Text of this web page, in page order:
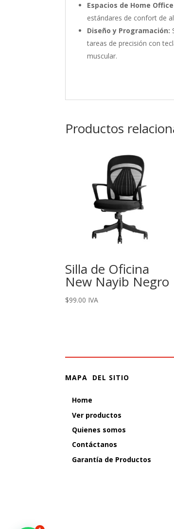
Espacios de Home
estándares de confort de
Diseño y Programación:
tareas de precisión con
muscular.
Productos
Silla de Oficina
New Nayib Negro
$99.00 IVA
MAPA DEL SITIO
Home
Ver productos
Quienes somos
Contáctanos
Garantía de Productos